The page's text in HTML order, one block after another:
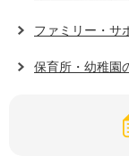
ファミリー・サ
保育所・幼稚園